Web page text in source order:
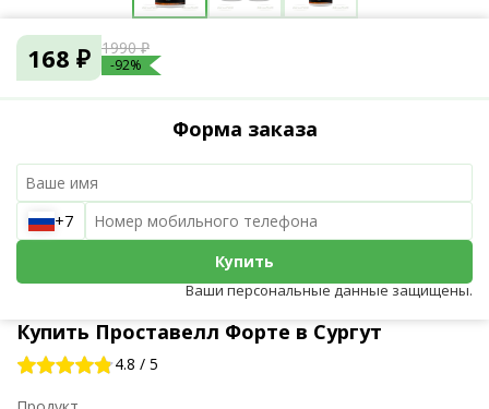
Купить Проставелл Форте в Сургут
4.8 / 5
168 ₽ 1990 ₽
-92%
Форма заказа
+7
Купить
Ваши персональные данные защищены.